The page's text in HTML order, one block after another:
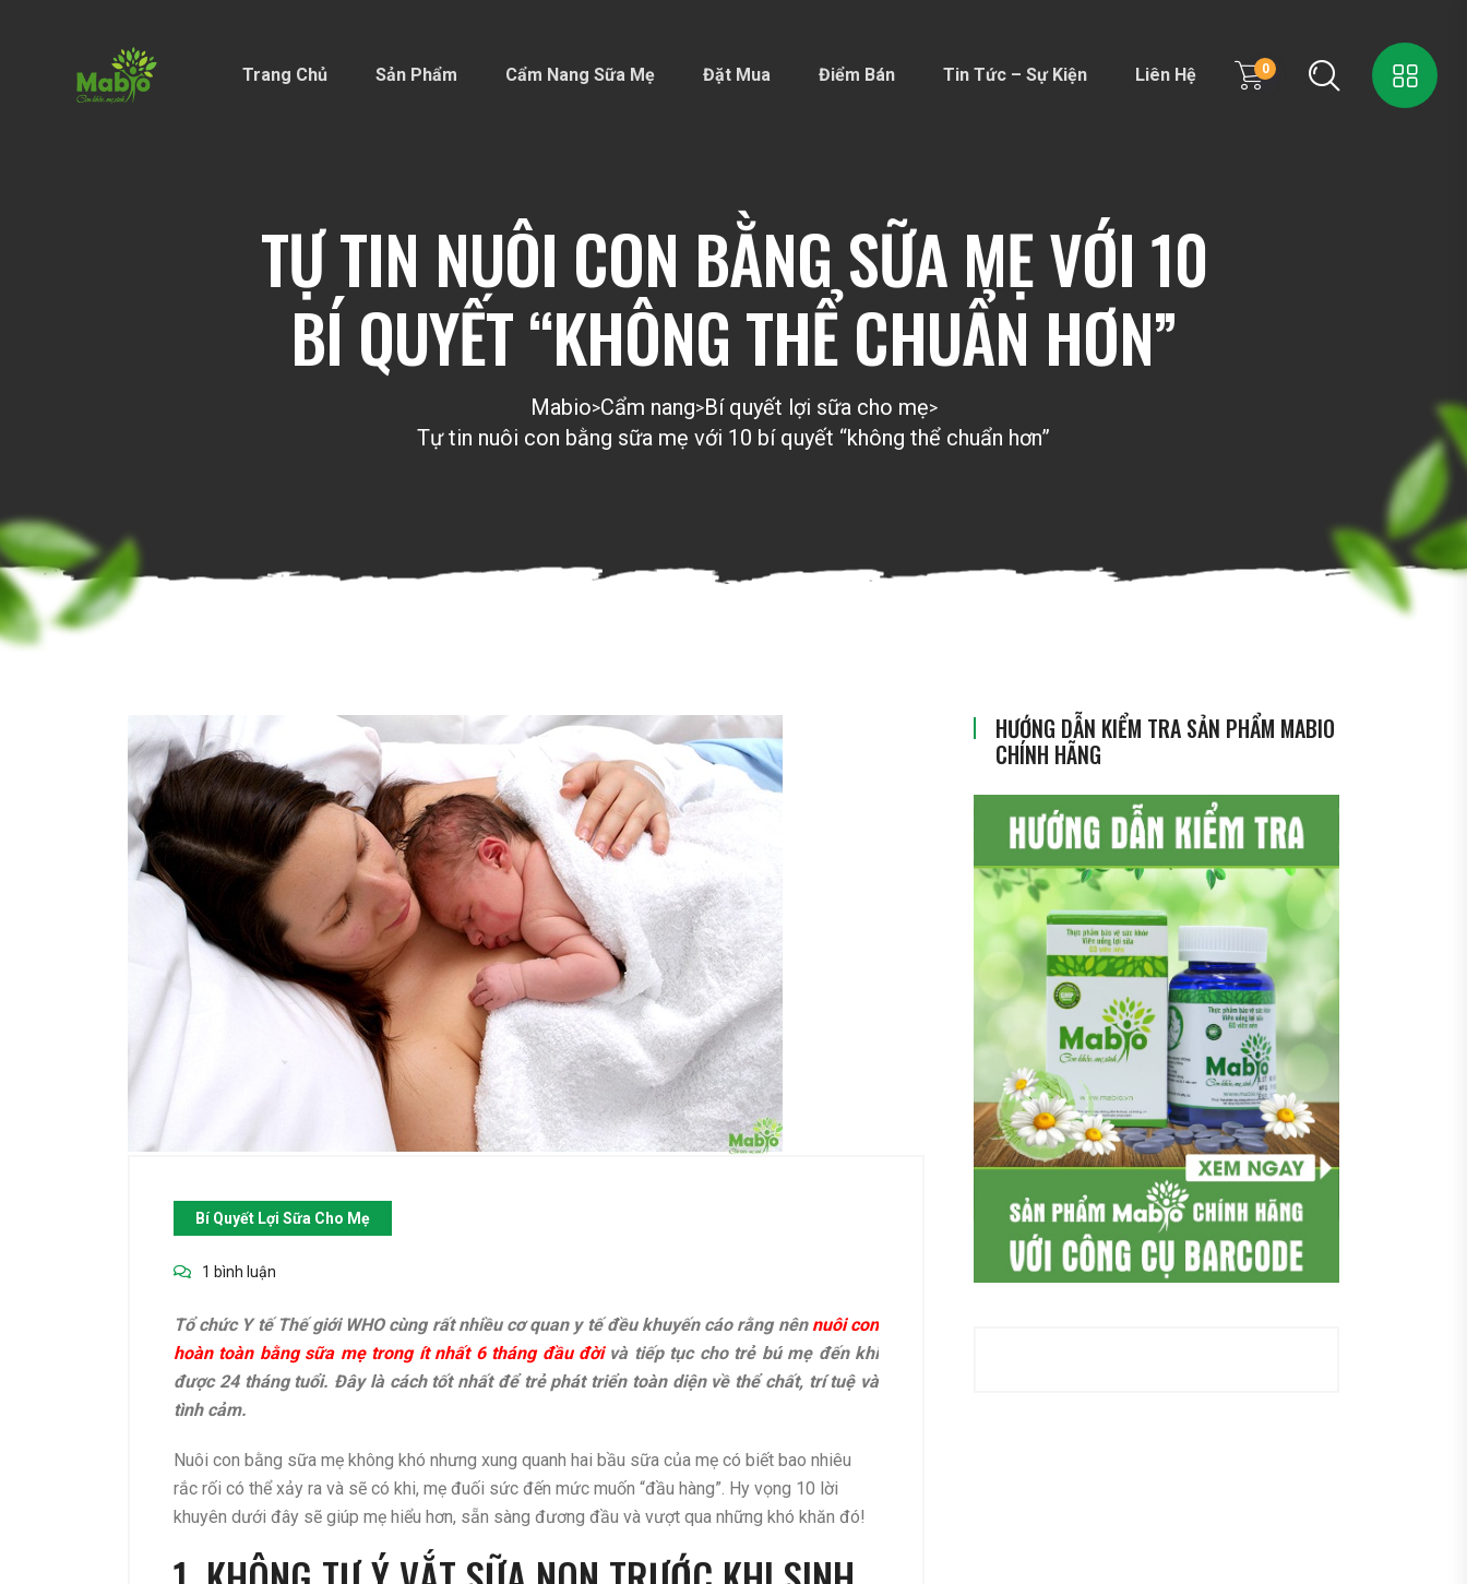
Trang Chủ Sản Phẩm Cẩm Nang Sữa Mẹ Đặt Mua Điểm Bán Tin Tức – Sự Kiện Liên Hệ 0
TỰ TIN NUÔI CON BẰNG SỮA MẸ VỚI 10
BÍ QUYẾT “KHÔNG THỂ CHUẨN HƠN”
Mabio>Cẩm nang>Bí quyết lợi sữa cho mẹ>
Tự tin nuôi con bằng sữa mẹ với 10 bí quyết “không thể chuẩn hơn”
Bí Quyết Lợi Sữa Cho Mẹ
1 bình luận
Tổ chức Y tế Thế giới WHO cùng rất nhiều cơ quan y tế đều khuyến cáo rằng nên nuôi con
hoàn toàn bằng sữa mẹ trong ít nhất 6 tháng đầu đờivà tiếp tục cho trẻ bú mẹ đến khi
được 24 tháng tuổi. Đây là cách tốt nhất để trẻ phát triển toàn diện về thể chất, trí tuệ và
tình cảm.
Nuôi con bằng sữa mẹ không khó nhưng xung quanh hai bầu sữa của mẹ có biết bao nhiêu
rắc rối có thể xảy ra và sẽ có khi, mẹ đuối sức đến mức muốn “đầu hàng”. Hy vọng 10 lời
khuyên dưới đây sẽ giúp mẹ hiểu hơn, sẵn sàng đương đầu và vượt qua những khó khăn đó!
HƯỚNG DẪN KIỂM TRA SẢN PHẨM MABIO
CHÍNH HÃNG